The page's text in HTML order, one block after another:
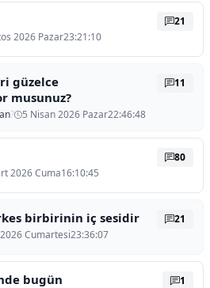
2026 Pazar23:21:10
21
güzelce
musunuz?
? 5 Nisan 2026 Pazar22:46:48
11
2026 Cuma16:10:45
80
birbirinin iç sesidir
Cumartesi23:36:07
21
bugün 1